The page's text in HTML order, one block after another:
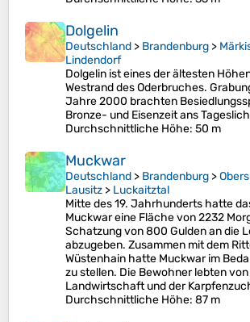
Dolgelin
Deutschland > Brandenburg >
Lindendorf
Dolgelin ist eines der ältesten
Westrand des Oderbruches.
Jahre 2000 brachten
Bronze- und Eisenzeit ans
Durchschnittliche Höhe: 50 m
Muckwar
Deutschland > Brandenburg >
Lausitz > Luckaitztal
Mitte des 19. Jahrhunderts hatte
Muckwar eine Fläche von 2232
Schatzung von 800 Gulden an die
abzugeben. Zusammen mit dem
Wüstenhain hatte Muckwar im
zu stellen. Die Bewohner lebten
Landwirtschaft und der
Durchschnittliche Höhe: 87 m